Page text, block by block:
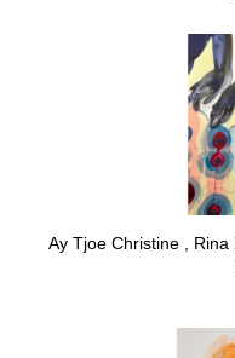
Ay Tjoe Christine ,